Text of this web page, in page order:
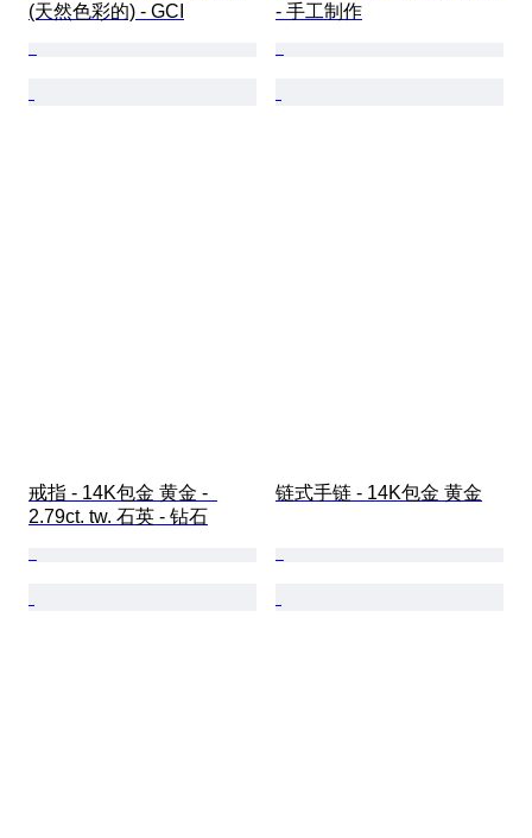
(天然色彩的) - GCI
- 手工制作
戒指 - 14K包金 黄金 -
2.79ct. tw. 石英 - 钻石
链式手链 - 14K包金 黄金